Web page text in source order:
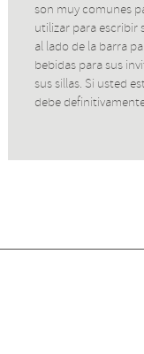
son muy comunes
utilizar para escribir
al lado de la barra
bebidas para sus
sus sillas. Si usted
debe